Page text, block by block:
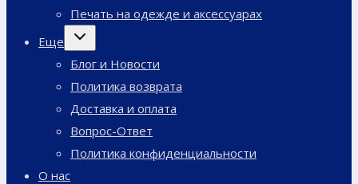
Печать на одежде и аксессуарах
Еще
Переключить
Блог и Новости
Политика возврата
Доставка и оплата
Вопрос-Ответ
Политика конфиденциальности
О нас